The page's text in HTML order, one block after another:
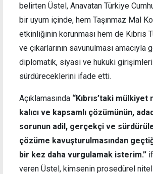
belirten Üstel, Anavatan Türkiye
bir uyum içinde, hem Taşınmaz Mal
etkinliğinin korunması hem de Kıbrıs
ve çıkarlarının savunulması amacıyla
diplomatik, siyasi ve hukuki girişimleri
sürdüreceklerini ifade etti.
Açıklamasında “Kıbrıs’taki
kalıcı ve kapsamlı çözümünün,
sorunun adil, gerçekçi ve
çözüme kavuşturulmasından
bir kez daha vurgulamak isterim.”
veren Üstel, kimsenin prosedürel